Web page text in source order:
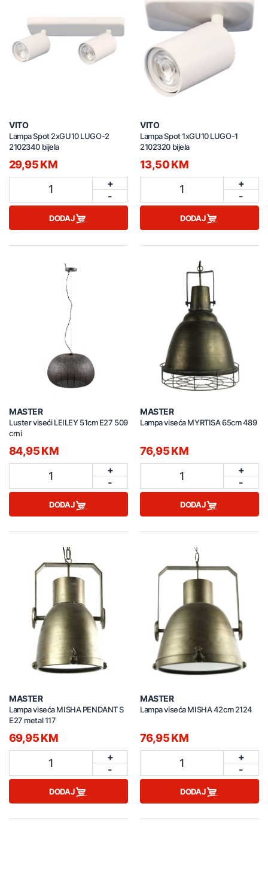
VITO
Lampa Spot 2xGU10 LUGO-2
2102340 bijela
29,95 KM
1
+
-
DODAJ
VITO
Lampa Spot 1xGU10 LUGO-1
2102320 bijela
13,50 KM
1
+
-
DODAJ
MASTER
Luster viseći LEILEY 51cm E27 509
crni
84,95 KM
1
+
-
DODAJ
MASTER
Lampa viseća MYRTISA 65cm 489
76,95 KM
1
+
-
DODAJ
MASTER
Lampa viseća MISHA PENDANT S
E27 metal 117
69,95 KM
1
+
-
DODAJ
MASTER
Lampa viseća MISHA 42cm 2124
76,95 KM
1
+
-
DODAJ